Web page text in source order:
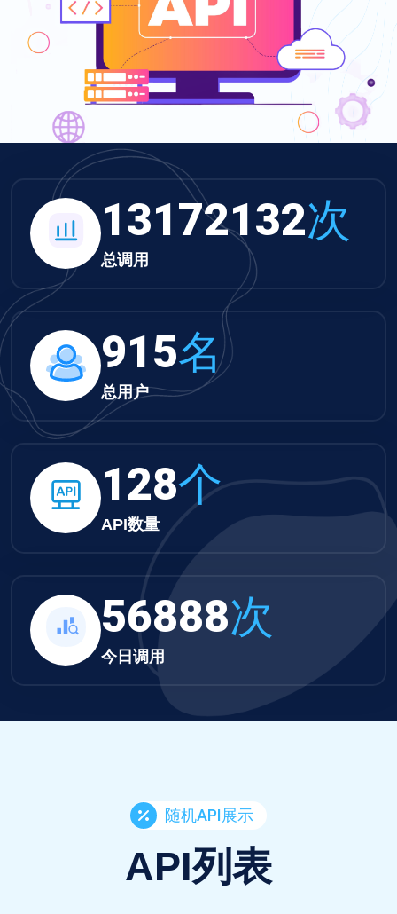
13626343次
总调用
947名
总用户
132个
API数量
58850次
今日调用
随机API展示
API列表